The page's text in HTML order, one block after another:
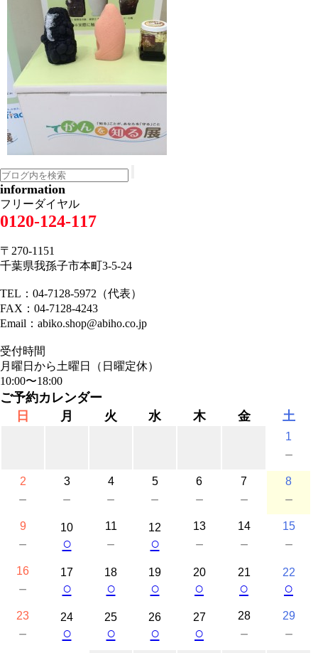
information
フリーダイヤル
0120-124-117
〒270-1151
千葉県我孫子市本町3-5-24
TEL：04-7128-5972（代表）
FAX：04-7128-4243
Email：abiko.shop@abiho.co.jp
受付時間
月曜日から土曜日（日曜定休）
10:00〜18:00
ご予約カレンダー
日
月 火 水 木 金 土
1
－
2
－
3
－
4
－
5
－
6
－
7
－
8
－
9
－
10
○
11
－
12
○
13
－
14
－
15
－
16
－
17
○
18
○
19
○
20
○
21
○
22
○
23
－
24
○
25
○
26
○
27
○
28
－
29
－